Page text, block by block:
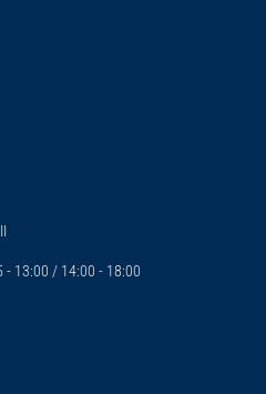
- 13:00 / 14:00 - 18:00